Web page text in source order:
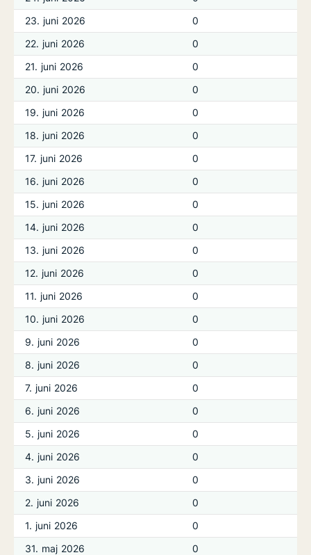
23. juni 2026
0
22. juni 2026
0
21. juni 2026
0
20. juni 2026
0
19. juni 2026
0
18. juni 2026
0
17. juni 2026
0
16. juni 2026
0
15. juni 2026
0
14. juni 2026
0
13. juni 2026
0
12. juni 2026
0
11. juni 2026
0
10. juni 2026
0
9. juni 2026
0
8. juni 2026
0
7. juni 2026
0
6. juni 2026
0
5. juni 2026
0
4. juni 2026
0
3. juni 2026
0
2. juni 2026
0
1. juni 2026
0
31. maj 2026
0